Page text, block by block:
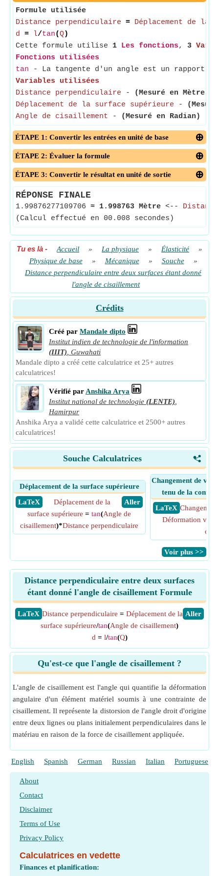
Formule utilisée
Distance perpendiculaire = Déplacement de la
d = l/tan(Q)
Cette formule utilise 1 Les fonctions, 3
Fonctions utilisées
tan - La tangente d'un angle est un rapport
Variables utilisées
Distance perpendiculaire - (Mesuré en Mètre)
Déplacement de la surface supérieure -
Angle de cisaillement - (Mesuré en Radian)
ÉTAPE 1: Convertir les entrées en unité de base
ÉTAPE 2: Évaluer la formule
ÉTAPE 3: Convertir le résultat en unité de sortie
RÉPONSE FINALE
1.99876277109706 ≈ 1.998763 Mètre <--
(Calcul effectué en 00.008 secondes)
Tu es là - Accueil » La physique » Élasticité
»
Physique de base
» Mécanique » Souche
»
Distance perpendiculaire entre deux surfaces étant donné
l'angle de cisaillement
Crédits
Créé par Mandale dipto
Institut indien de technologie de l'information
(IIIT) Guwahati
Mandale dipto a créé cette calculatrice et 25+ autres
calculatrices!
Vérifié par Anshika Arya
Institut national de technologie (LENTE)
Hamirpur
Anshika Arya a validé cette calculatrice et 2500+ autres
calculatrices!
<
Souche Calculatrices
Déplacement de la surface supérieure
​ LaTeX
​ Aller
Déplacement de la
surface supérieure = tan(Angle de
cisaillement)*Distance perpendiculaire
Changement de
tenu de la
​ LaTeX
Déformation
​Voir plus >>
Distance perpendiculaire entre deux surfaces
étant donné l'angle de cisaillement Formule
​LaTeX ​Aller
Distance perpendiculaire = Déplacement de la
surface supérieure/tan(Angle de cisaillement)
d = l/tan(Q)
Qu'est-ce que l'angle de cisaillement ?
L'angle de cisaillement est l'angle qui quantifie la déformation
angulaire d'un élément matériel soumis à une contrainte de
cisaillement. Il représente la distorsion de l'angle droit d'origine
entre deux lignes ou plans initialement perpendiculaires dans le
matériau en raison de la force de cisaillement appliquée.
English Spanish German Russian Italian Portuguese
About
Contact
Disclaimer
Terms of Use
Privacy Policy
Calculatrices en vedette
Finances et planification: